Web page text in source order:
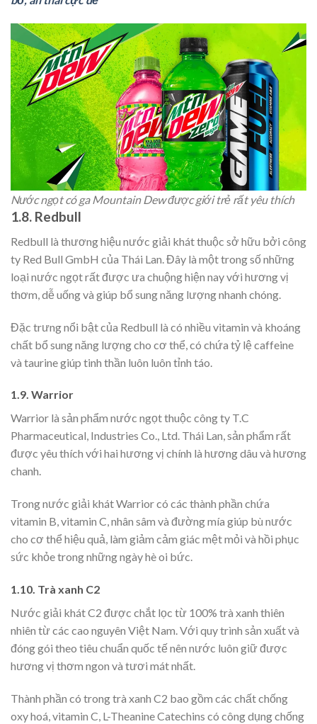
Nước ngọt có ga Mountain Dew được giới trẻ rất yêu thích
1.8. Redbull
Redbull là thương hiệu nước giải khát thuộc sở hữu bởi công
ty Red Bull GmbH của Thái Lan. Đây là một trong số những
loại nước ngọt rất được ưa chuộng hiện nay với hương vị
thơm, dễ uống và giúp bổ sung năng lượng nhanh chóng.
Đặc trưng nổi bật của Redbull là có nhiều vitamin và khoáng
chất bổ sung năng lượng cho cơ thể, có chứa tỷ lệ caffeine
và taurine giúp tinh thần luôn luôn tỉnh táo.
1.9. Warrior
Warrior là sản phẩm nước ngọt thuộc công ty T.C
Pharmaceutical, Industries Co., Ltd. Thái Lan, sản phẩm rất
được yêu thích với hai hương vị chính là hương dâu và hương
chanh.
Trong nước giải khátWarrior có các thành phần chứa
vitamin B, vitamin C, nhân sâm và đường mía giúp bù nước
cho cơ thể hiệu quả, làm giảm cảm giác mệt mỏi và hồi phục
sức khỏe trong những ngày hè oi bức.
1.10. Trà xanh C2
Nước giải khát C2 được chắt lọc từ 100% trà xanh thiên
nhiên từ các cao nguyên Việt Nam. Với quy trình sản xuất và
đóng gói theo tiêu chuẩn quốc tế nên nước luôn giữ được
hương vị thơm ngon và tươi mát nhất.
Thành phần có trongtrà xanh C2 bao gồm các chất chống
oxy hoá, vitamin C, L-Theanine Catechins có công dụng chống